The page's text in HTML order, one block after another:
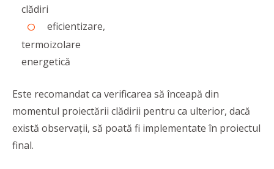
clădiri
eficientizare,
termoizolare
energetică
Este recomandat ca verificarea să înceapă din
momentul proiectării clădirii pentru ca ulterior, dacă
există observații, să poată fi implementate în proiectul
final.